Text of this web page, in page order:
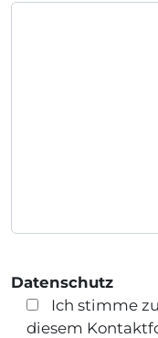
Datenschutz
Ich stimme
diesem